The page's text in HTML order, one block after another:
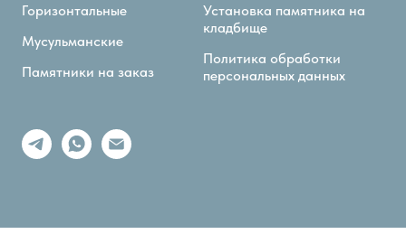
Горизонтальные
Мусульманские
Памятники на заказ
Установка памятника на
кладбище
Политика обработки
персональных данных